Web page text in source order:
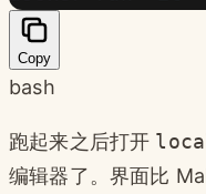
Copy
bash
跑起来之后打开
编辑器了。界面比